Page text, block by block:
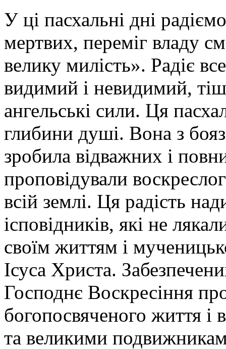
У ці пасхальні дні
мертвих, переміг владу
велику милість». Радіє
видимий і невидимий,
ангельські сили. Ця
глибини душі. Вона з
зробила відважних і
проповідували
всій землі. Ця радість
ісповідників, які не
своїм життям і
Ісуса Христа.
Господнє Воскресіння
богопосвяченого життя
та великими